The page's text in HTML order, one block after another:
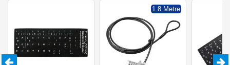
1.8 Metre